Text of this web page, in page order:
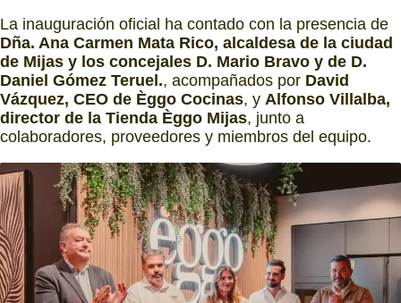
La inauguración oficial ha contado con la presencia de
Dña. Ana Carmen Mata Rico, alcaldesa de la ciudad
de Mijas y los concejales D. Mario Bravo y de D.
Daniel Gómez Teruel., acompañados por David
Vázquez, CEO de Èggo Cocinas, y Alfonso Villalba,
director de la Tienda Èggo Mijas, junto a
colaboradores, proveedores y miembros del equipo.